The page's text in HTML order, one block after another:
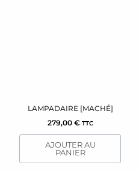
LAMPADAIRE [MACHÉ]
279,00 € TTC
AJOUTER AU
PANIER